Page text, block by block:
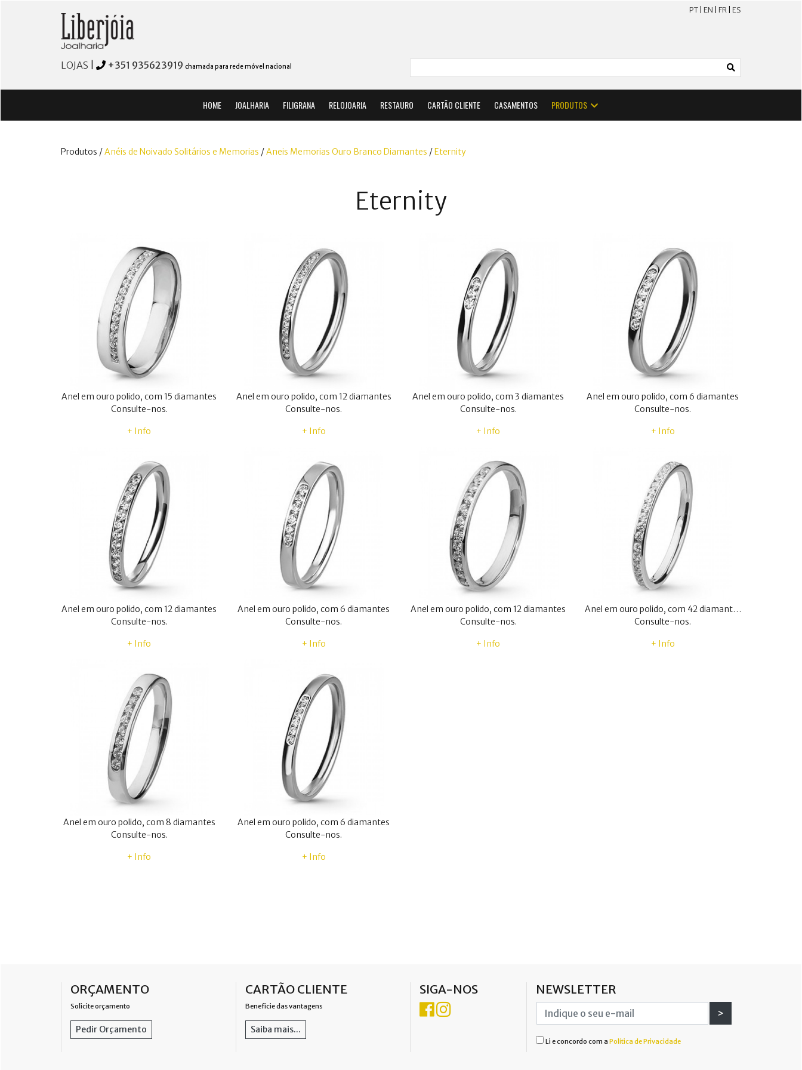
PT EN FR ES
LOJAS +351 935623919 chamada para rede móvel nacional
HOME JOALHARIA FILIGRANA RELOJOARIA RESTAURO CARTÃO CLIENTE CASAMENTOS PRODUTOS
Produtos /Anéis de Noivado Solitários e Memorias /Aneis Memorias Ouro Branco Diamantes /Eternity
Eternity
Anel em ouro polido, com 15 diamantes
Consulte-nos.
+ Info
Anel em ouro polido, com 12 diamantes
Consulte-nos.
+ Info
Anel em ouro polido, com 3 diamantes
Consulte-nos.
+ Info
Anel em ouro polido, com 6 diamantes
Consulte-nos.
+ Info
Anel em ouro polido, com 12 diamantes
Consulte-nos.
+ Info
Anel em ouro polido, com 6 diamantes
Consulte-nos.
+ Info
Anel em ouro polido, com 12 diamantes
Consulte-nos.
+ Info
Anel em ouro polido, com 42 diamantes
Consulte-nos.
+ Info
Anel em ouro polido, com 8 diamantes
Consulte-nos.
+ Info
Anel em ouro polido, com 6 diamantes
Consulte-nos.
+ Info
ORÇAMENTO
Solicite orçamento
Pedir Orçamento
CARTÃO CLIENTE
Beneficie das vantagens
Saiba mais...
SIGA-NOS NEWSLETTER
>
Li e concordo com a Política de Privacidade